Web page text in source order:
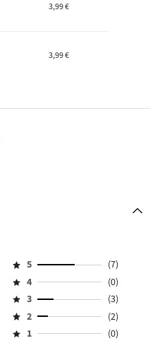
3,99 €
3,99 €
Hodnotenie
5,
počet
hlasov
7.
5
(7)
Hodnotenie
4,
počet
hlasov
4
(0)
Hodnotenie
3,
počet
3
(3)
Hodnotenie
2,
2
(2)
Hodnotenie
1 (0)